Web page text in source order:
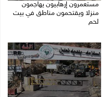
مستعمرون إرهابيون يهاجمون
منزلا ويقتحمون مناطق في بيت
لحم